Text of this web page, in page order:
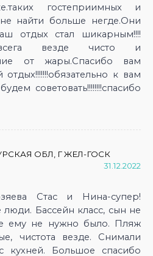
гостеприимных и
найти больше негде.Они
отдых стал шикарным!!!!
везде чисто и
от жары.Спасибо вам
к вам
советовать!!!!!!!!спасибо
ОБЛ, Г ЖЕЛ-ГОСК
31.12.2022
Стас и Нина-супер!
Бассейн класс, сын не
ему не нужно было. Пляж
чистота везде. Снимали
кухней. Большое спасибо